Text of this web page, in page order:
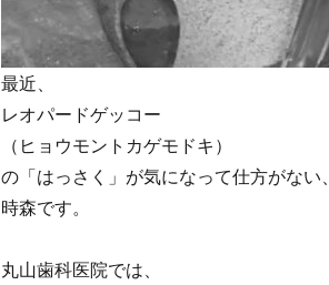
最近、
レオパードゲッコー
（ヒョウモントカゲモドキ）
の「はっさく」が気になって仕方がない、
時森です。
丸山歯科医院では、